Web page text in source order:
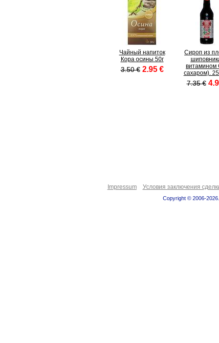
Чайный напиток
Кора осины 50г
3.50 € 2.95 €
Сироп из
витамином
сахаром).
7.35 €
Impressum Условия заключения
Copyright © 2006-